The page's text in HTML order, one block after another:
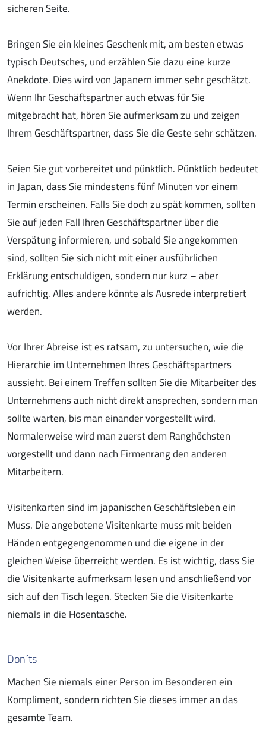
sicheren Seite.
Bringen Sie ein kleines Geschenk mit, am besten etwas
typisch Deutsches, und erzählen Sie dazu eine kurze
Anekdote. Dies wird von Japanern immer sehr geschätzt.
Wenn Ihr Geschäftspartner auch etwas für Sie
mitgebracht hat, hören Sie aufmerksam zu und zeigen
Ihrem Geschäftspartner, dass Sie die Geste sehr schätzen.
Seien Sie gut vorbereitet und pünktlich. Pünktlich bedeutet
in Japan, dass Sie mindestens fünf Minuten vor einem
Termin erscheinen. Falls Sie doch zu spät kommen, sollten
Sie auf jeden Fall Ihren Geschäftspartner über die
Verspätung informieren, und sobald Sie angekommen
sind, sollten Sie sich nicht mit einer ausführlichen
Erklärung entschuldigen, sondern nur kurz – aber
aufrichtig. Alles andere könnte als Ausrede interpretiert
werden.
Vor Ihrer Abreise ist es ratsam, zu untersuchen, wie die
Hierarchie im Unternehmen Ihres Geschäftspartners
aussieht. Bei einem Treffen sollten Sie die Mitarbeiter des
Unternehmens auch nicht direkt ansprechen, sondern man
sollte warten, bis man einander vorgestellt wird.
Normalerweise wird man zuerst dem Ranghöchsten
vorgestellt und dann nach Firmenrang den anderen
Mitarbeitern.
Visitenkarten sind im japanischen Geschäftsleben ein
Muss. Die angebotene Visitenkarte muss mit beiden
Händen entgegengenommen und die eigene in der
gleichen Weise überreicht werden. Es ist wichtig, dass Sie
die Visitenkarte aufmerksam lesen und anschließend vor
sich auf den Tisch legen. Stecken Sie die Visitenkarte
niemals in die Hosentasche.
Don´ts
Machen Sie niemals einer Person im Besonderen ein
Kompliment, sondern richten Sie dieses immer an das
gesamte Team.